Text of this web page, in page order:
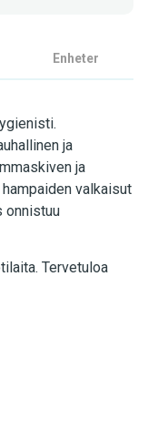
Enheter
ja
ja
valkaisut
onnistuu
Tervetuloa